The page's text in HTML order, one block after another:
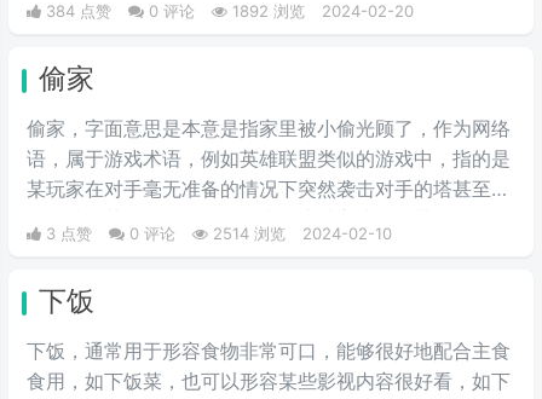
不佳，就被网友调侃：这就是正版打野。
384 点赞 0 评论 1892 浏览 2024-02-20
偷家
偷家，字面意思是本意是指家里被小偷光顾了，作为网络
语，属于游戏术语，例如英雄联盟类似的游戏中，指的是
某玩家在对手毫无准备的情况下突然袭击对手的塔甚至水
晶，从而获得胜利。然而，由于这种方式可能带有偶然
性，因此是否合法或在比赛中是否可用常常成为讨论的话
术。而如今，这个词已经被引申到更多领域，意思也变
成“到对手背后，抢走他的资产”等。
3 点赞 0 评论 2514 浏览 2024-02-10
下饭
下饭，通常用于形容食物非常可口，能够很好地配合主食
食用，如下饭菜，也可以形容某些影视内容很好看，如下